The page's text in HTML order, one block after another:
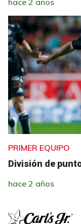
hace 2 años
PRIMER EQUIPO
División de
hace 2 años